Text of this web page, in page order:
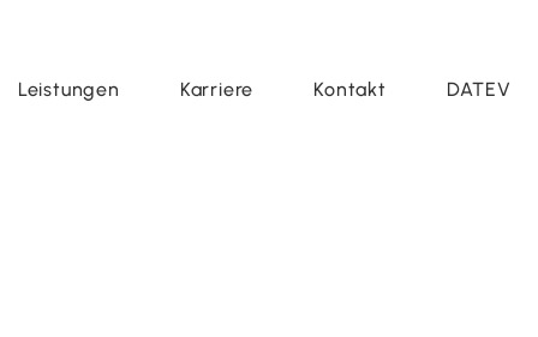
Leistungen Karriere Kontakt DATEV